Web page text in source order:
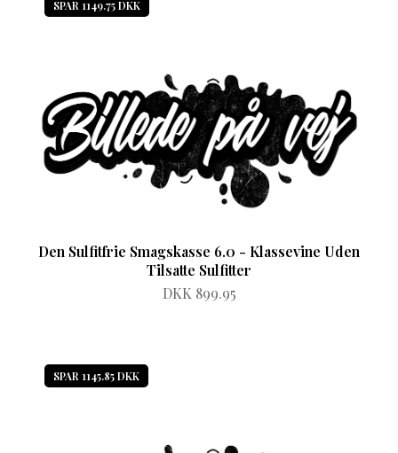
SPAR 1149.75 DKK
Den Sulfitfrie Smagskasse 6.0 - Klassevine Uden
Tilsatte Sulfitter
DKK 899.95
SPAR 1145.85 DKK